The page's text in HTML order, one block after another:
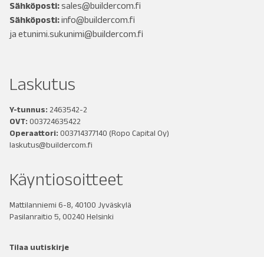
Sähköposti:sales@buildercom.fi
Sähköposti:info@buildercom.fi
ja etunimi.sukunimi@buildercom.fi
Laskutus
Y-tunnus: 2463542-2
OVT: 003724635422
Operaattori: 003714377140 (Ropo Capital Oy)
laskutus@buildercom.fi
Käyntiosoitteet
Mattilanniemi 6-8, 40100 Jyväskylä
Pasilanraitio 5, 00240 Helsinki
Tilaa uutiskirje